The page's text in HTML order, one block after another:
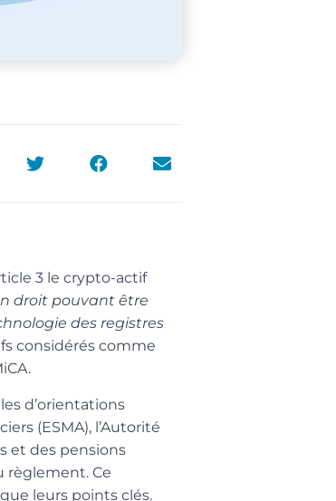
3 le crypto-actif
droit pouvant être
des registres
considérés comme
d’orientations
(ESMA), l’Autorité
et des pensions
règlement. Ce
leurs points clés.